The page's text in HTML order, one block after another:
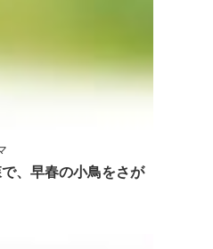
、早春の小鳥をさが